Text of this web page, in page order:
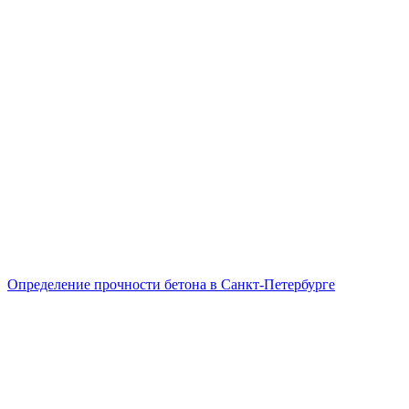
Определение прочности бетона в Санкт-Петербурге